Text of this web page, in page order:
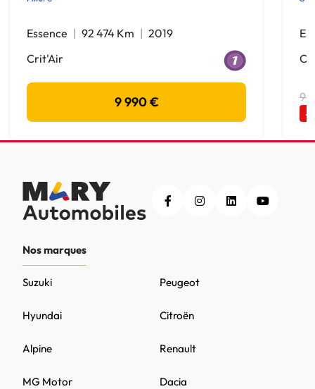
Essence 92 474 Km
2019
Crit'Air
9 990 €
9
-
Nos marques
Peugeot
MG Motor
Citroën
Renault
Hyundai
Dacia
Alpine
Suzuki